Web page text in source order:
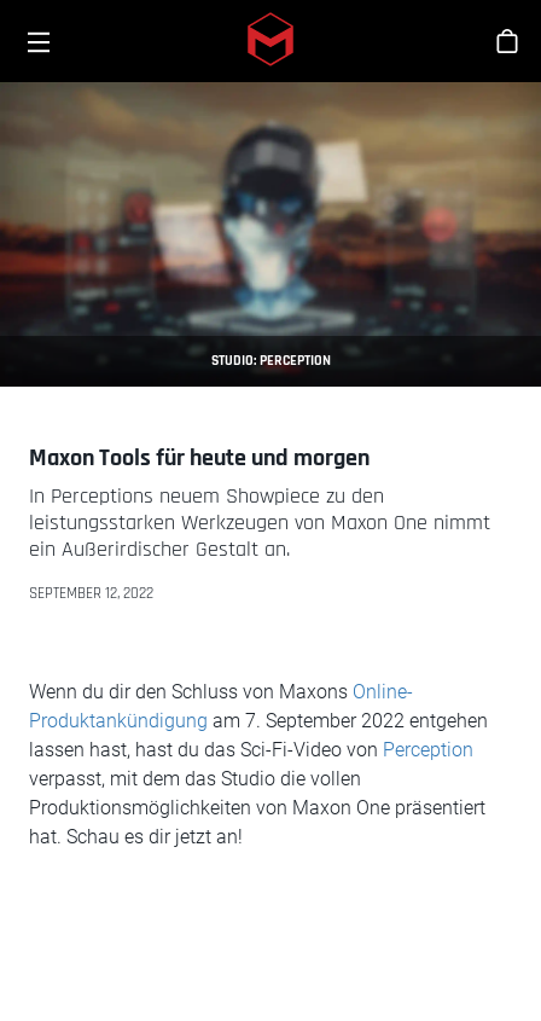
Skip to main content
STUDIO: PERCEPTION
Maxon Tools für heute und morgen
In Perceptions neuem Showpiece zu den
leistungsstarken Werkzeugen von Maxon One nimmt
ein Außerirdischer Gestalt an.
SEPTEMBER 12, 2022
Wenn du dir den Schluss von Maxons Online-
Produktankündigung am 7. September 2022 entgehen
lassen hast, hast du das Sci-Fi-Video von Perception
verpasst, mit dem das Studio die vollen
Produktionsmöglichkeiten von Maxon One präsentiert
hat. Schau es dir jetzt an!